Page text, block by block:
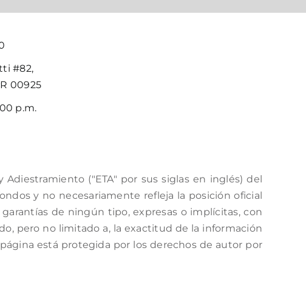
#82,
00925
p.m.
("ETA" por sus siglas en inglés) del
y no necesariamente refleja la posición oficial
de ningún tipo, expresas o implícitas, con
pero no limitado a, la exactitud de la información
está protegida por los derechos de autor por